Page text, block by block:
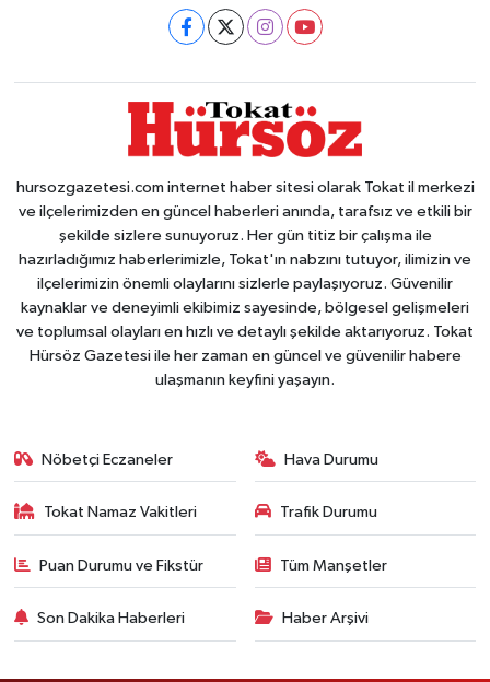
hursozgazetesi.com internet haber sitesi olarak Tokat il merkezi
ve ilçelerimizden en güncel haberleri anında, tarafsız ve etkili bir
şekilde sizlere sunuyoruz. Her gün titiz bir çalışma ile
hazırladığımız haberlerimizle, Tokat'ın nabzını tutuyor, ilimizin ve
ilçelerimizin önemli olaylarını sizlerle paylaşıyoruz. Güvenilir
kaynaklar ve deneyimli ekibimiz sayesinde, bölgesel gelişmeleri
ve toplumsal olayları en hızlı ve detaylı şekilde aktarıyoruz. Tokat
Hürsöz Gazetesi ile her zaman en güncel ve güvenilir habere
ulaşmanın keyfini yaşayın.
Nöbetçi Eczaneler Hava Durumu
Tokat Namaz Vakitleri Trafik Durumu
Puan Durumu ve Fikstür Tüm Manşetler
Son Dakika Haberleri Haber Arşivi